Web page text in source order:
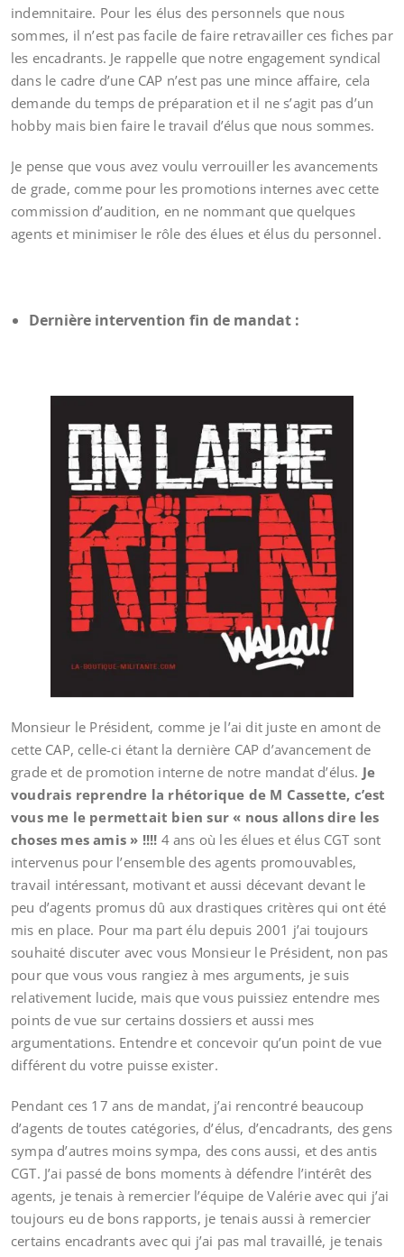
indemnitaire. Pour les élus des personnels que nous
sommes, il n’est pas facile de faire retravailler ces fiches par
les encadrants. Je rappelle que notre engagement syndical
dans le cadre d’une CAP n’est pas une mince affaire, cela
demande du temps de préparation et il ne s’agit pas d’un
hobby mais bien faire le travail d’élus que nous sommes.
Je pense que vous avez voulu verrouiller les avancements
de grade, comme pour les promotions internes avec cette
commission d’audition, en ne nommant que quelques
agents et minimiser le rôle des élues et élus du personnel.
Dernière intervention fin de mandat :
Monsieur le Président, comme je l’ai dit juste en amont de
cette CAP, celle-ci étant la dernière CAP d’avancement de
grade et de promotion interne de notre mandat d’élus. Je
voudrais reprendre la rhétorique de M Cassette, c’est
vous me le permettait bien sur « nous allons dire les
choses mes amis » !!!! 4 ans où les élues et élus CGT sont
intervenus pour l’ensemble des agents promouvables,
travail intéressant, motivant et aussi décevant devant le
peu d’agents promus dû aux drastiques critères qui ont été
mis en place. Pour ma part élu depuis 2001 j’ai toujours
souhaité discuter avec vous Monsieur le Président, non pas
pour que vous vous rangiez à mes arguments, je suis
relativement lucide, mais que vous puissiez entendre mes
points de vue sur certains dossiers et aussi mes
argumentations. Entendre et concevoir qu’un point de vue
différent du votre puisse exister.
Pendant ces 17 ans de mandat, j’ai rencontré beaucoup
d’agents de toutes catégories, d’élus, d’encadrants, des gens
sympa d’autres moins sympa, des cons aussi, et des antis
CGT. J’ai passé de bons moments à défendre l’intérêt des
agents, je tenais à remercier l’équipe de Valérie avec qui j’ai
toujours eu de bons rapports, je tenais aussi à remercier
certains encadrants avec qui j’ai pas mal travaillé, je tenais